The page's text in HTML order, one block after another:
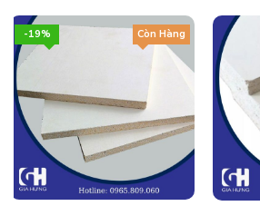
-19% Còn Hàng